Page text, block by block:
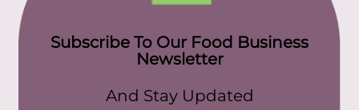
Subscribe To Our Food Business
Newsletter
And Stay Updated